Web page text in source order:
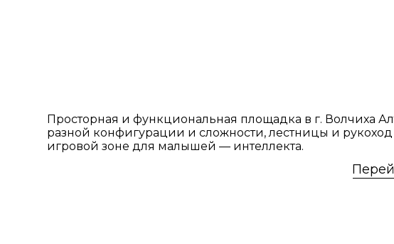
Просторная и функциональная площадка в г. Волчиха
разной конфигурации и сложности, лестницы и
игровой зоне для малышей — интеллекта.